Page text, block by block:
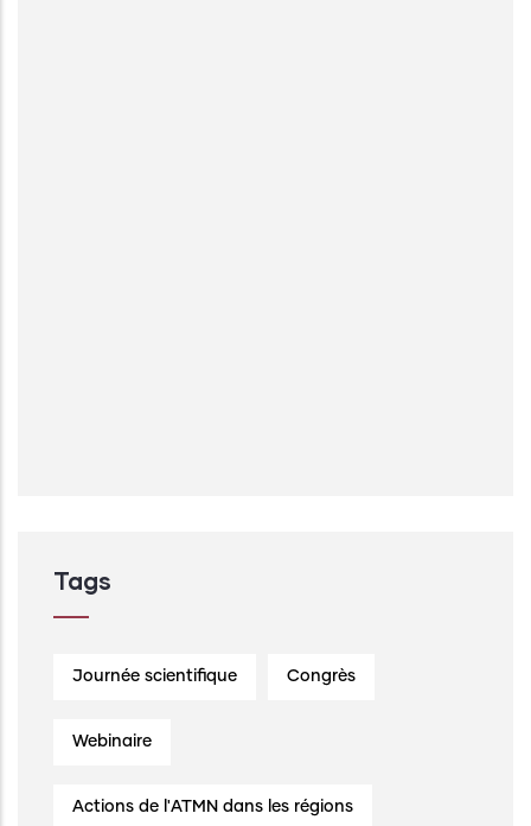
Tags
Journée scientifique Congrès
Webinaire
Actions de l'ATMN dans les régions